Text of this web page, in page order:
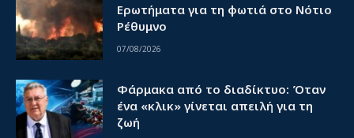
Ερωτήματα για τη φωτιά στο Νότιο
Ρέθυμνο
07/08/2026
Φάρμακα από το διαδίκτυο: Όταν
ένα «κλικ» γίνεται απειλή για τη
ζωή